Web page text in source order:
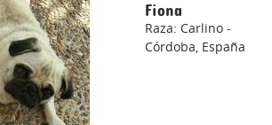
Fiona
Raza: Carlino -
Córdoba, España